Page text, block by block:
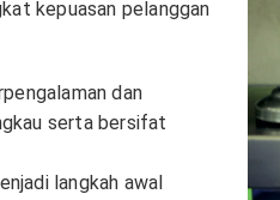
kepuasan pelanggan
dan
serta bersifat
langkah awal